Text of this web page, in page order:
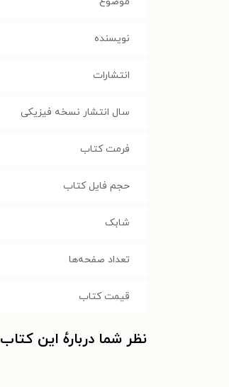
نویسنده
انتشارات
سال انتشار نسخه فیزیکی
فرمت کتاب
حجم فایل کتاب
شابک
تعداد صفحه‌ها
قیمت کتاب
نظر شما دربارهٔ این کتاب